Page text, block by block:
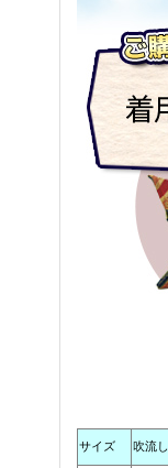
サイズ 吹流し